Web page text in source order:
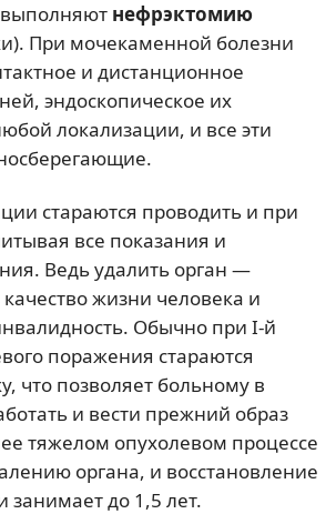
нефрэктомию
При мочекаменной болезни
и дистанционное
эндоскопическое их
локализации, и все эти
стараются проводить и при
все показания и
Ведь удалить орган —
жизни человека и
Обычно при I-й
поражения стараются
что позволяет больному в
и вести прежний образ
тяжелом опухолевом процессе
органа, и восстановление
занимает до 1,5 лет.